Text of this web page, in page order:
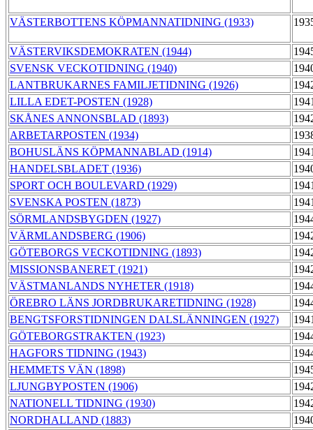
VÄSTERBOTTENS KÖPMANNATIDNING (1933)
VÄSTERVIKSDEMOKRATEN (1944)
SVENSK VECKOTIDNING (1940)
LANTBRUKARNES FAMILJETIDNING (1926)
LILLA EDET-POSTEN (1928)
SKÅNES ANNONSBLAD (1893)
ARBETARPOSTEN (1934)
BOHUSLÄNS KÖPMANNABLAD (1914)
HANDELSBLADET (1936)
SPORT OCH BOULEVARD (1929)
SVENSKA POSTEN (1873)
SÖRMLANDSBYGDEN (1927)
VÄRMLANDSBERG (1906)
GÖTEBORGS VECKOTIDNING (1893)
MISSIONSBANERET (1921)
VÄSTMANLANDS NYHETER (1918)
ÖREBRO LÄNS JORDBRUKARETIDNING (1928)
BENGTSFORSTIDNINGEN DALSLÄNNINGEN (1927)
GÖTEBORGSTRAKTEN (1923)
HAGFORS TIDNING (1943)
HEMMETS VÄN (1898)
LJUNGBYPOSTEN (1906)
NATIONELL TIDNING (1930)
NORDHALLAND (1883)